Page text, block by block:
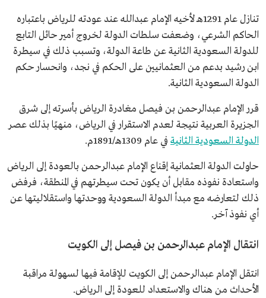
تنازل عام 1291هـ لأخيه الإمام عبدالله عند عودته للرياض باعتباره
الحاكم الشرعي، وضعفت سلطات الدولة لخروج أمير حائل التابع
للدولة السعودية الثانية عن طاعة الدولة، وتسبب ذلك في سيطرة
ابن رشيد بدعم من العثمانيين على الحكم في نجد، وانحسار حكم
الدولة السعودية الثانية.
قرر الإمام عبدالرحمن بن فيصل مغادرة الرياض بأسرته إلى شرق
الجزيرة العربية نتيجة لعدم الاستقرار في الرياض، منهيًا بذلك عصر
الدولة السعودية الثانية في عام 1309هـ/1891م.
حاولت الدولة العثمانية إقناع الإمام عبدالرحمن بالعودة إلى الرياض
واستعادة نفوذه مقابل أن يكون تحت سيطرتهم في المنطقة، فرفض
ذلك لتعارضه مع مبدأ الدولة السعودية ووحدتها واستقلاليتها عن
أي نفوذ آخر.
انتقال الإمام عبدالرحمن بن فيصل إلى الكويت
انتقل الإمام عبدالرحمن إلى الكويت للإقامة فيها لسهولة مراقبة
الأحداث من هناك والاستعداد للعودة إلى الرياض.